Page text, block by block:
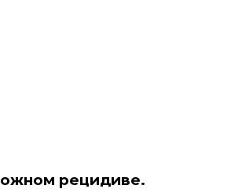
рецидиве.